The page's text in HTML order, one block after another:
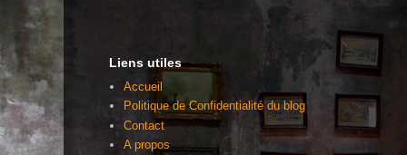
Liens utiles
Accueil
Politique de Confidentialité du blog
Contact
A propos